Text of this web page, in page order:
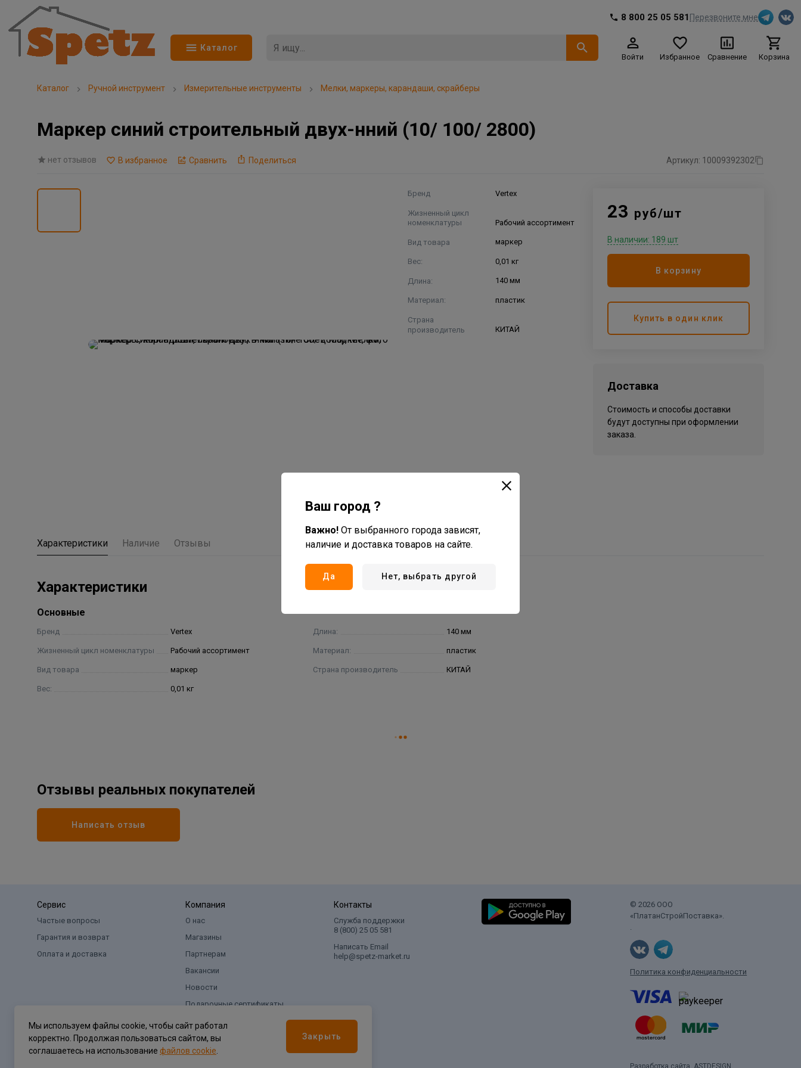
8 800 25 05 581 Перезвоните мне
Каталог
Войти Избранное Сравнение Корзина
Каталог Ручной инструмент Измерительные инструменты Мелки, маркеры, карандаши, скрайберы
Маркер синий строительный двух-нний (10/ 100/ 2800)
нет отзывов В избранное Сравнить Поделиться Артикул: 10009392302
Бренд Vertex
Жизненный цикл
номенклатуры
Рабочий ассортимент
Вид товара маркер
Вес: 0,01 кг
Длина: 140 мм
Материал: пластик
Страна
производитель
КИТАЙ
23 руб/шт
В наличии: 189 шт
В корзину
Купить в один клик
Доставка
Стоимость и способы доставки
будут доступны при оформлении
заказа.
Характеристики Наличие Отзывы
Характеристики
Основные
Бренд Vertex
Жизненный цикл номенклатуры Рабочий ассортимент
Вид товара маркер
Вес: 0,01 кг
Длина: 140 мм
Материал: пластик
Страна производитель КИТАЙ
Отзывы реальных покупателей
Написать отзыв
Сервис
Частые вопросы
Гарантия и возврат
Оплата и доставка
Компания
О нас
Магазины
Партнерам
Вакансии
Новости
Подарочные сертификаты
Контакты
Служба поддержки
8 (800) 25 05 581
Написать Email
help@spetz-market.ru
© 2026 ООО
«ПлатанСтройПоставка».
.
Политика конфиденциальности
Разработка сайта ASTDESIGN
Ваш город ?
Важно! От выбранного города зависят,
наличие и доставка товаров на сайте.
Да Нет, выбрать другой
Мы используем файлы cookie, чтобы сайт работал
корректно. Продолжая пользоваться сайтом, вы
соглашаетесь на использование файлов cookie
Закрыть